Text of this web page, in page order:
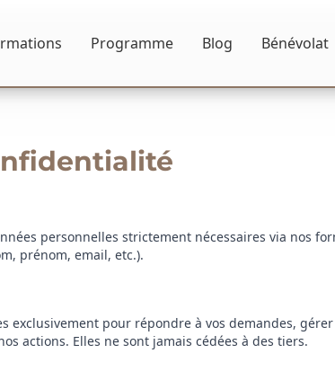
Programme Blog Bénévolat
personnelles strictement nécessaires via nos
prénom, email, etc.).
exclusivement pour répondre à vos demandes,
actions. Elles ne sont jamais cédées à des tiers.